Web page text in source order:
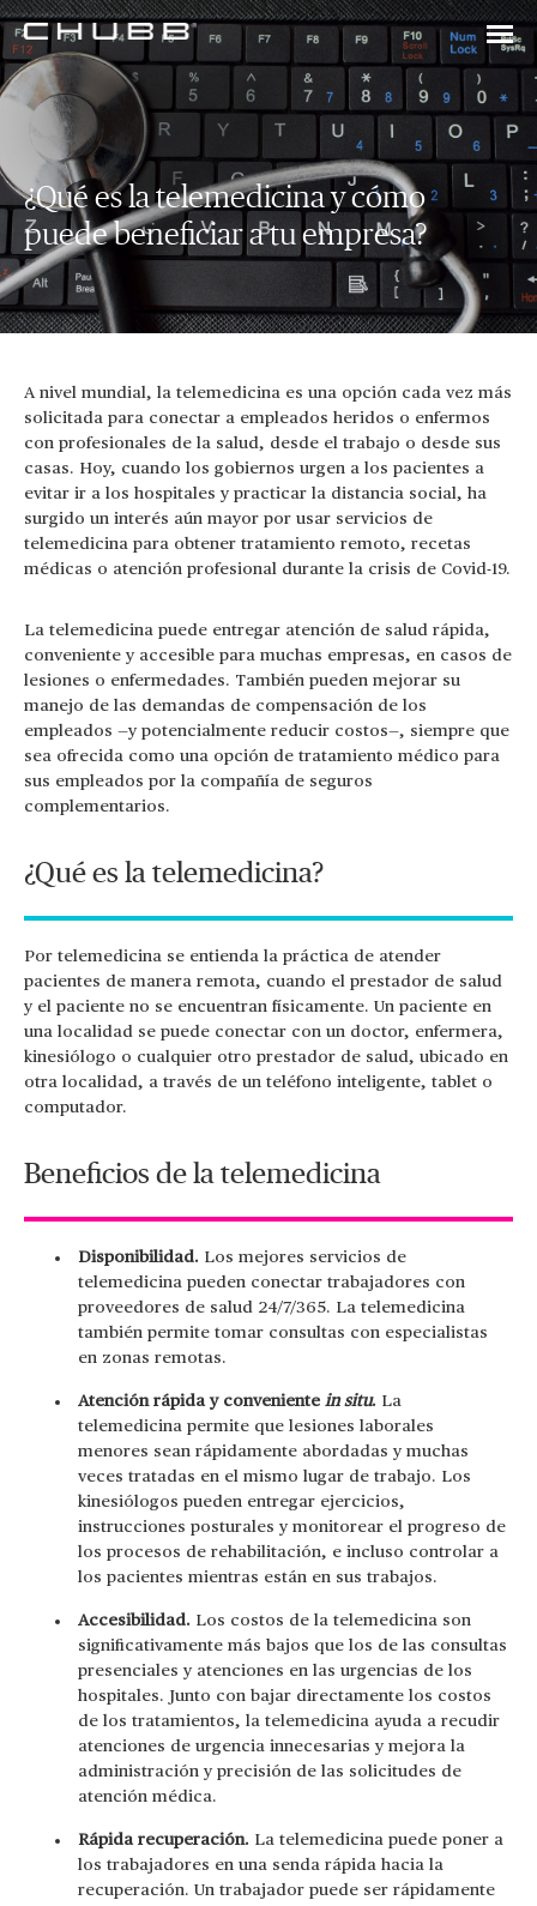
¿Qué es la telemedicina y cómo
puede beneficiar a tu empresa?
A nivel mundial, la telemedicina es una opción cada vez más
solicitada para conectar a empleados heridos o enfermos
con profesionales de la salud, desde el trabajo o desde sus
casas. Hoy, cuando los gobiernos urgen a los pacientes a
evitar ir a los hospitales y practicar la distancia social, ha
surgido un interés aún mayor por usar servicios de
telemedicina para obtener tratamiento remoto, recetas
médicas o atención profesional durante la crisis de Covid-19.
La telemedicina puede entregar atención de salud rápida,
conveniente y accesible para muchas empresas, en casos de
lesiones o enfermedades. También pueden mejorar su
manejo de las demandas de compensación de los
empleados —y potencialmente reducir costos—, siempre que
sea ofrecida como una opción de tratamiento médico para
sus empleados por la compañía de seguros
complementarios.
¿Qué es la telemedicina?
Por telemedicina se entienda la práctica de atender
pacientes de manera remota, cuando el prestador de salud
y el paciente no se encuentran físicamente. Un paciente en
una localidad se puede conectar con un doctor, enfermera,
kinesiólogo o cualquier otro prestador de salud, ubicado en
otra localidad, a través de un teléfono inteligente, tablet o
computador.
Beneficios de la telemedicina
Disponibilidad. Los mejores servicios de
telemedicina pueden conectar trabajadores con
proveedores de salud 24/7/365. La telemedicina
también permite tomar consultas con especialistas
en zonas remotas.
Atención rápida y conveniente in situ. La
telemedicina permite que lesiones laborales
menores sean rápidamente abordadas y muchas
veces tratadas en el mismo lugar de trabajo. Los
kinesiólogos pueden entregar ejercicios,
instrucciones posturales y monitorear el progreso de
los procesos de rehabilitación, e incluso controlar a
los pacientes mientras están en sus trabajos.
Accesibilidad. Los costos de la telemedicina son
significativamente más bajos que los de las consultas
presenciales y atenciones en las urgencias de los
hospitales. Junto con bajar directamente los costos
de los tratamientos, la telemedicina ayuda a recudir
atenciones de urgencia innecesarias y mejora la
administración y precisión de las solicitudes de
atención médica.
Rápida recuperación. La telemedicina puede poner a
los trabajadores en una senda rápida hacia la
recuperación. Un trabajador puede ser rápidamente